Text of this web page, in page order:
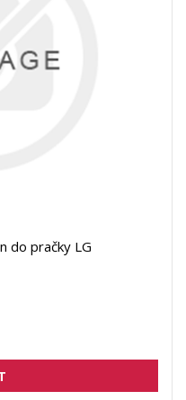
do pračky LG